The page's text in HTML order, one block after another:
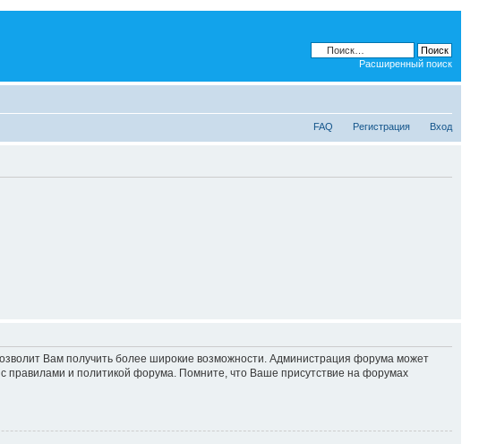
Расширенный поиск
FAQ Регистрация Вход
Вам получить более широкие возможности. Администрация форума может
правилами и политикой форума. Помните, что Ваше присутствие на форумах